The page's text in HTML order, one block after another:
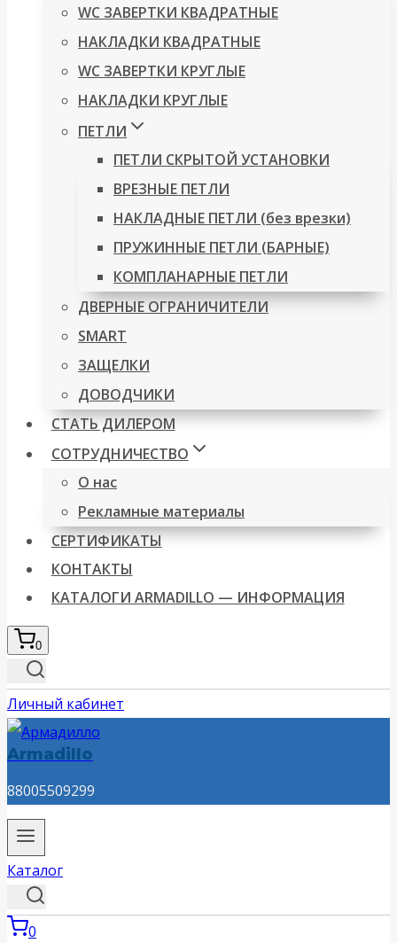
WC ЗАВЕРТКИ КВАДРАТНЫЕ
НАКЛАДКИ КВАДРАТНЫЕ
WC ЗАВЕРТКИ КРУГЛЫЕ
НАКЛАДКИ КРУГЛЫЕ
ПЕТЛИ
ПЕТЛИ СКРЫТОЙ УСТАНОВКИ
ВРЕЗНЫЕ ПЕТЛИ
НАКЛАДНЫЕ ПЕТЛИ (без врезки)
ПРУЖИННЫЕ ПЕТЛИ (БАРНЫЕ)
КОМПЛАНАРНЫЕ ПЕТЛИ
ДВЕРНЫЕ ОГРАНИЧИТЕЛИ
SMART
ЗАЩЕЛКИ
ДОВОДЧИКИ
СТАТЬ ДИЛЕРОМ
СОТРУДНИЧЕСТВО
О нас
Рекламные материалы
СЕРТИФИКАТЫ
КОНТАКТЫ
КАТАЛОГИ ARMADILLO — ИНФОРМАЦИЯ
0
Личный кабинет
Armadillo
88005509299
Каталог
0